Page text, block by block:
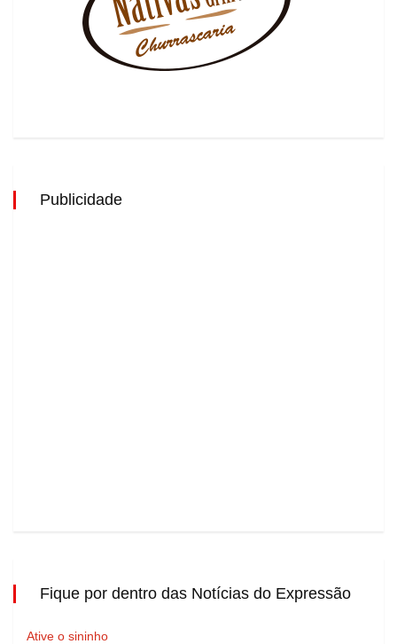
Publicidade
Fique por dentro das Notícias do Expressão
Ative o sininho